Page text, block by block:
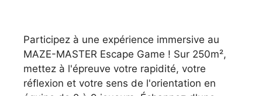
Participez à une expérience immersive au
MAZE-MASTER Escape Game ! Sur 250m²,
mettez à l'épreuve votre rapidité, votre
réflexion et votre sens de l'orientation en